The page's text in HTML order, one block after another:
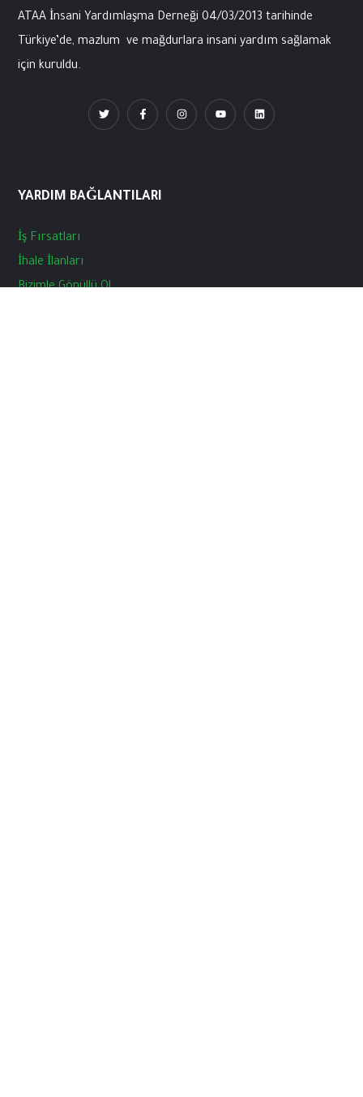
ATAA İnsani Yardımlaşma Derneği 04/03/2013tarihinde
Türkiye’de,mazlum ve mağdurlara insani yardım sağlamak
için kuruldu.
YARDIM BAĞLANTILARI
İş Fırsatları
İhale İlanları
Bizimle GönüllüOl